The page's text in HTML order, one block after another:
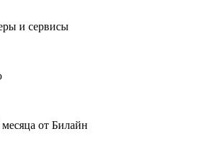
и сервисы
от Билайн